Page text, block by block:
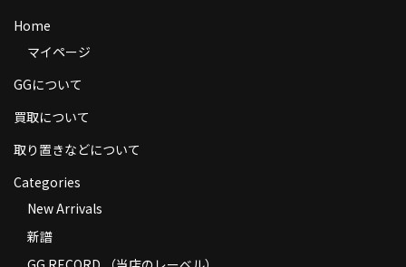
お支払い方法
返品
特定商取引法に基づく表示
Contact
Home
マイページ
GGについて
買取について
取り置きなどについて
Categories
New Arrivals
新譜